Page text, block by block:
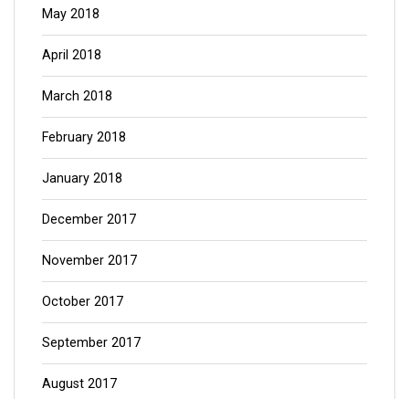
May 2018
April 2018
March 2018
February 2018
January 2018
December 2017
November 2017
October 2017
September 2017
August 2017